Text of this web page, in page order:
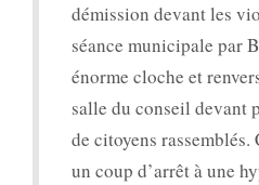
démission devant les
séance municipale par
énorme cloche et
salle du conseil devant
de citoyens
un coup d’arrêt à une